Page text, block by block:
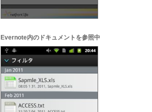
Evernote内のドキュメントを参照中